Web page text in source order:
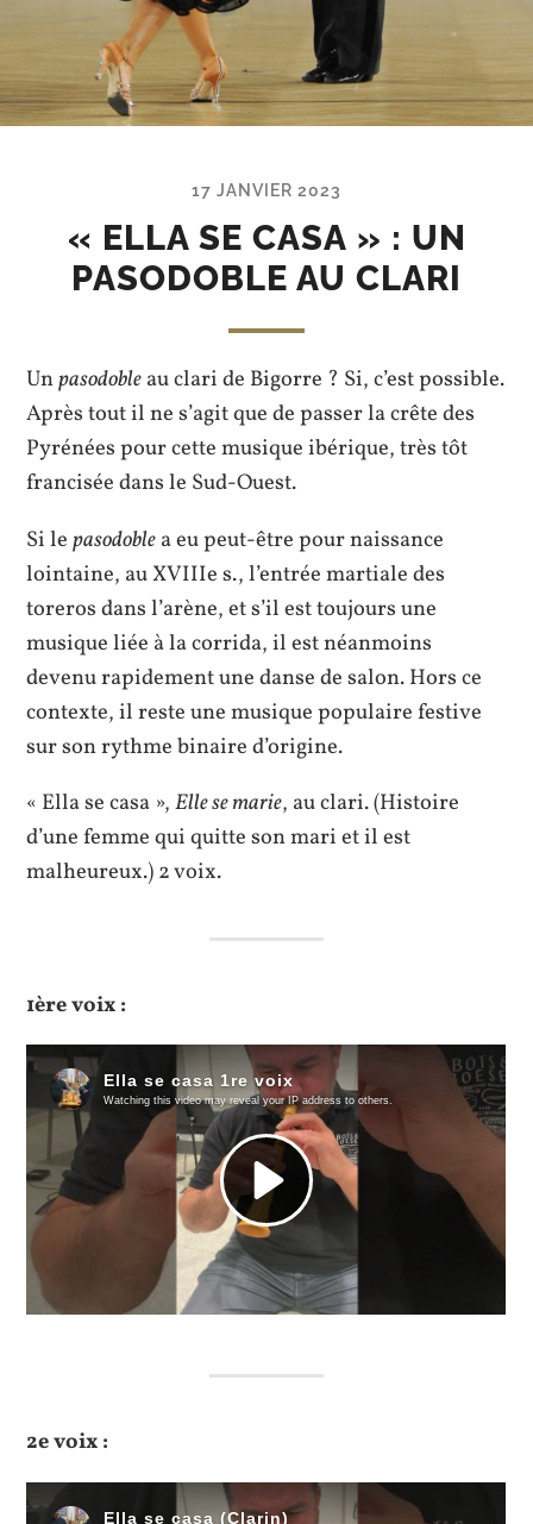
17 JANVIER 2023
« ELLA SE CASA » : UN
PASODOBLE AU CLARI
Unpasodobleau clari de Bigorre ? Si, c’est possible.
Après tout il ne s’agit que de passer la crête des
Pyrénées pour cette musique ibérique, très tôt
francisée dans le Sud-Ouest.
Si lepasodoblea eu peut-être pour naissance
lointaine, au XVIIIe s., l’entrée martiale des
toreros dans l’arène, et s’il est toujours une
musique liée à la corrida, il est néanmoins
devenu rapidement une danse de salon. Hors ce
contexte, il reste une musique populaire festive
sur son rythme binaire d’origine.
« Ella se casa »,Elle se marie, au clari. (Histoire
d’une femme qui quitte son mari et il est
malheureux.) 2 voix.
1ère voix :
2e voix :